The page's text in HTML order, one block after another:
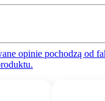
opinie pochodzą od